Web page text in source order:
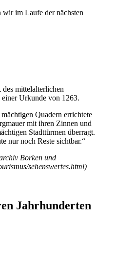
im Laufe der nächsten
mittelalterlichen
Urkunde von 1263.
Quadern errichtete
mit ihren Zinnen und
Stadttürmen überragt.
nur noch Reste sichtbar.“
Borken und
/sehenswertes.html)
Jahrhunderten